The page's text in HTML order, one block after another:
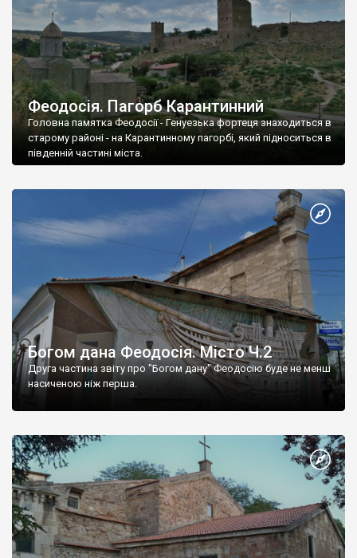
Феодосія. Пагорб Карантинний
Головна памятка Феодосії - Генуезька фортеця знаходиться в
старому районі - на Карантинному пагорбі, який підноситься в
південній частині міста.
Богом дана Феодосія. Місто Ч.2
Друга частина звіту про "Богом дану" Феодосію буде не менш
насиченою ніж перша.